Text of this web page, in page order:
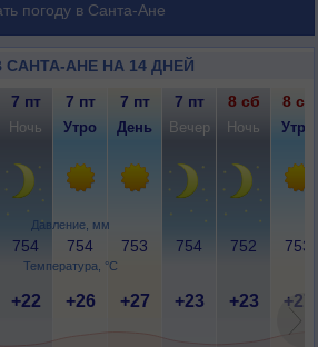
погоду в Санта-Ане
АНЕ НА 14 ДНЕЙ
Давление, мм
Температура, °C
7 пт 7 пт 7 пт 7 пт 8 сб 8 сб
Ночь Утро День Вечер Ночь Утро
754 754 753 754 752 753
+22 +26 +27 +23 +23 +27